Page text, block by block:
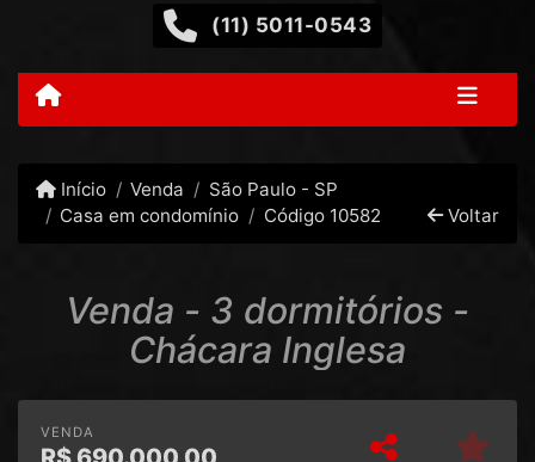
(11) 5011-0543
Início Venda
São Paulo - SP
Casa em condomínio
Código 10582 Voltar
Venda - 3 dormitórios -
Chácara Inglesa
VENDA